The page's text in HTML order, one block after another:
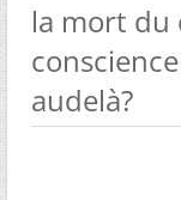
la mort du
audelà?